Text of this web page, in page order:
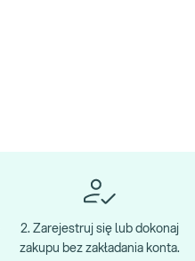
2. Zarejestruj się lub dokonaj
zakupu bez zakładania konta.